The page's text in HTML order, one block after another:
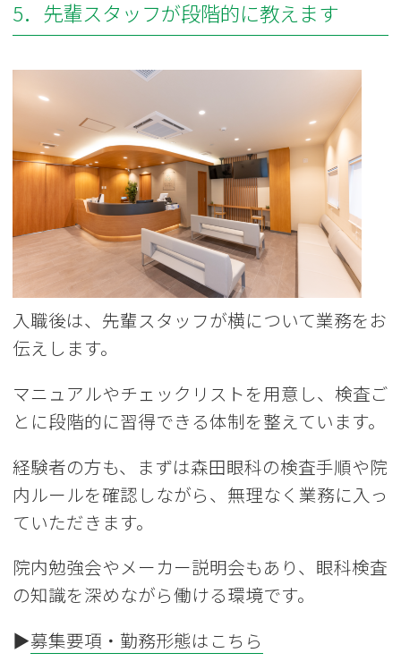
5．先輩スタッフが段階的に教えます
入職後は、先輩スタッフが横について業務をお
伝えします。
マニュアルやチェックリストを用意し、検査ご
とに段階的に習得できる体制を整えています。
経験者の方も、まずは森田眼科の検査手順や院
内ルールを確認しながら、無理なく業務に入っ
ていただきます。
院内勉強会やメーカー説明会もあり、眼科検査
の知識を深めながら働ける環境です。
▶募集要項・勤務形態はこちら